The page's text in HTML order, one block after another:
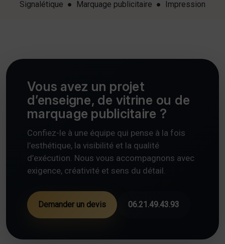
Signalétique ● Marquage publicitaire ● Impression
Vous avez un projet
d’enseigne, de vitrine ou de
marquage publicitaire ?
Confiez-le à une équipe qui pense à la fois
l’esthétique, la visibilité et la qualité
d’exécution. Nous vous accompagnons avec
exigence, créativité et sens du détail.
Demander un devis 06.21.49.43.93